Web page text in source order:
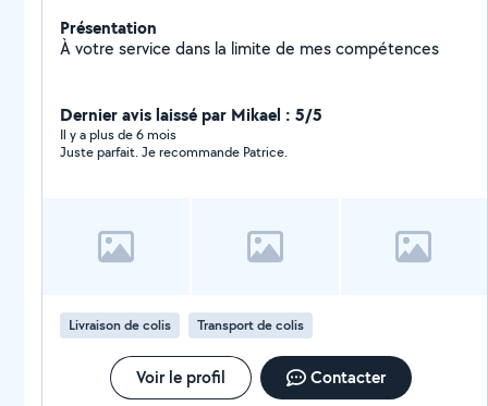
Présentation
À votre service dans la limite de mes compétences
Dernier avis laissé par Mikael : 5/5
Il y a plus de 6 mois
Juste parfait. Je recommande Patrice.
Livraison de colis Transport de colis
Voir le profil Contacter